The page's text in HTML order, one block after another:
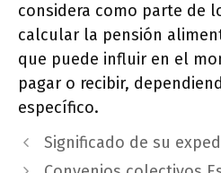
considera como parte de
calcular la pensión
que puede influir en el
pagar o recibir,
específico.
Significado de su